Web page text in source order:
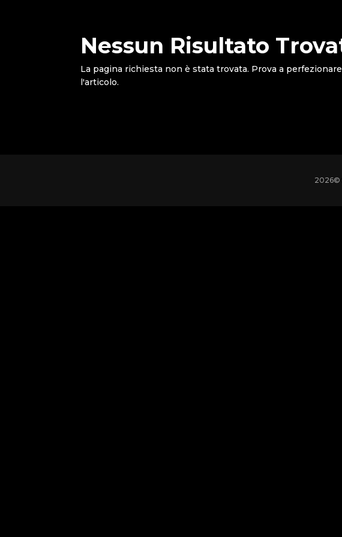
Nessun Risultato
La pagina richiesta non è stata trovata. Prova a
l'articolo.
2026©